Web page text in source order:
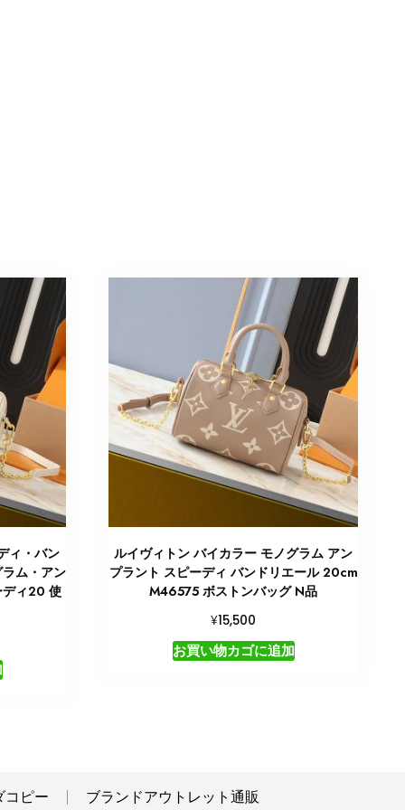
ィ・バン
ム・アン
ィ20 使
ルイヴィトン バイカラー モノグラム アン
プラント スピーディ バンドリエール 20cm
M46575 ボストンバッグ N品
¥15,500
お買い物カゴに追加
コピー ブランドアウトレット通販